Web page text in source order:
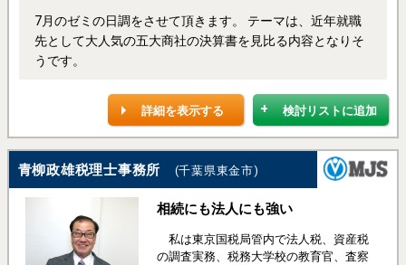
7月のゼミの日調をさせて頂きます。 テーマは、近年就職
先として大人気の五大商社の決算書を見比る内容となりそ
うです。
検討リストに追加
詳細を表示する
青柳政雄税理士事務所 (千葉県東金市)
相続にも法人にも強い
私は東京国税局管内で法人税、資産税
の調査実務、税務大学校の教育官、査察